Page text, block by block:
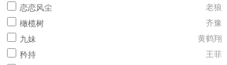
恋恋风尘
老狼
橄榄树
齐豫
九妹
黄鹤翔
矜持
王菲